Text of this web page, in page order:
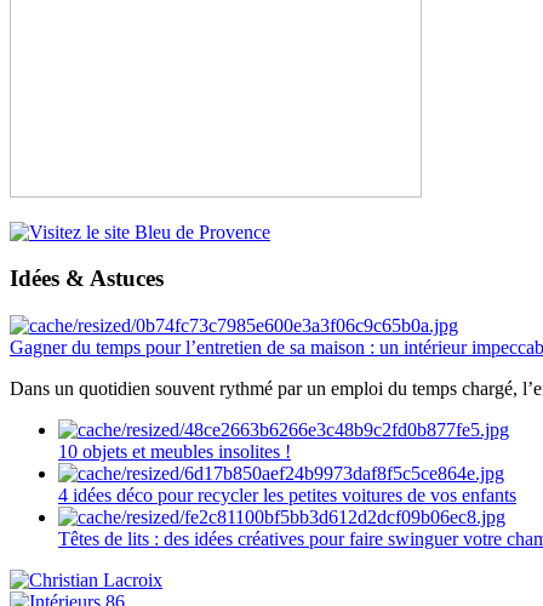
Idées & Astuces
Gagner du temps pour l’entretien de sa maison : un intérieur
Dans un quotidien souvent rythmé par un emploi du temps chargé,
10 objets et meubles insolites !
4 idées déco pour recycler les petites voitures de vos enfants
Têtes de lits : des idées créatives pour faire swinguer votre